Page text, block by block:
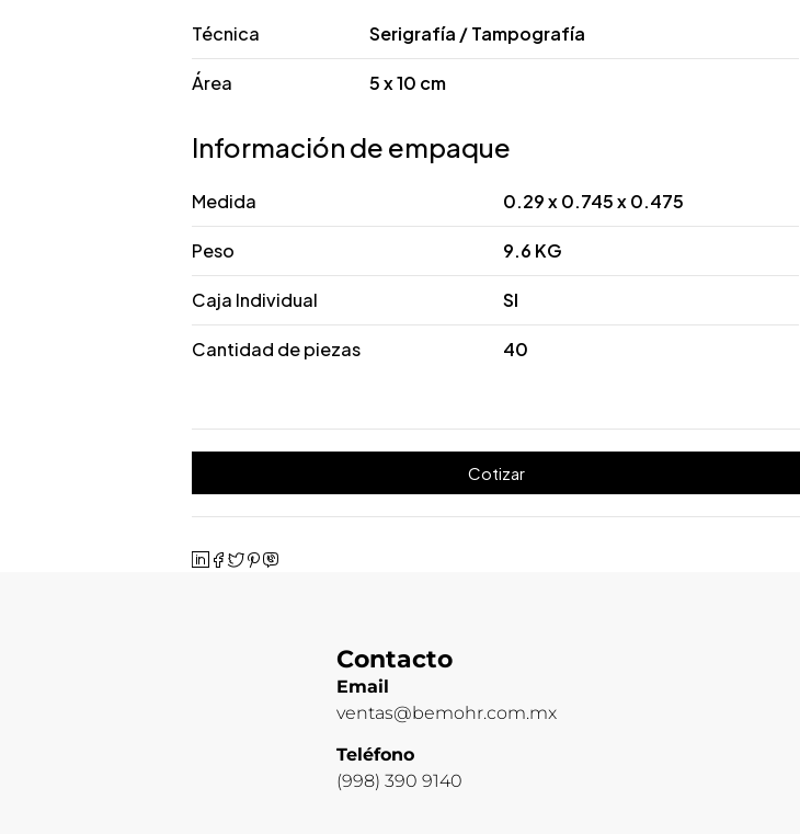
Técnica Serigrafía / Tampografía
Área 5 x 10 cm
Información de empaque
Medida 0.29 x 0.745 x 0.475
Peso 9.6 KG
Caja Individual SI
Cantidad de piezas 40
Cotizar
Contacto
Email
ventas@bemohr.com.mx
Teléfono
(998) 390 9140